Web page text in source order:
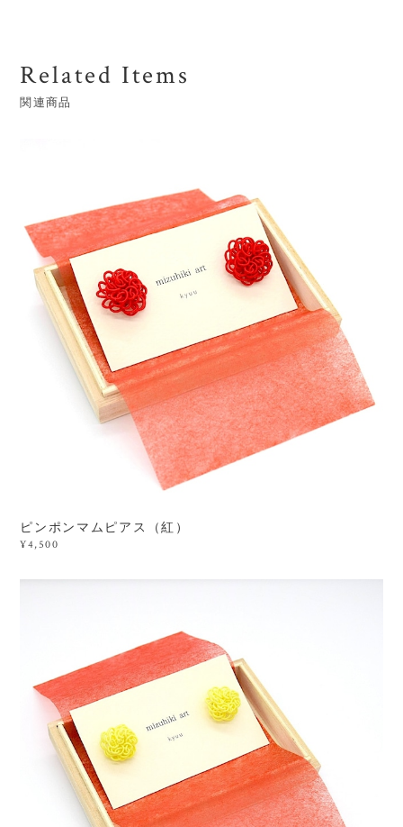
Related Items
関連商品
ピンポンマムピアス（紅）
¥4,500